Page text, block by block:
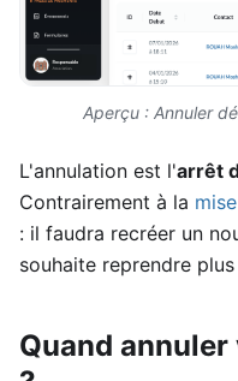
Aperçu : Annuler
L'annulation est l'arrêt
Contrairement à la
: il faudra recréer un
souhaite reprendre
Quand